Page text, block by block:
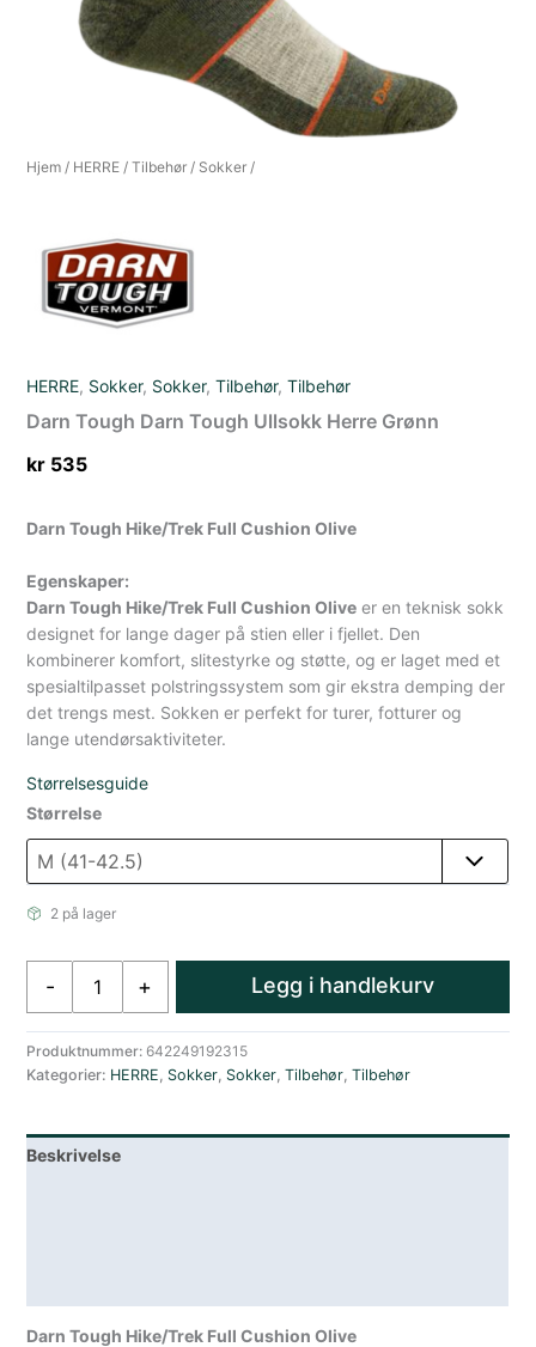
Hjem / HERRE /Tilbehør / Sokker /
HERRE, Sokker, Sokker,Tilbehør,Tilbehør
Darn Tough Darn Tough Ullsokk Herre Grønn
kr 535
Darn Tough Hike/Trek Full Cushion Olive
Egenskaper:
Darn Tough Hike/Trek Full Cushion Olive er en teknisk sokk
designet for lange dager på stien eller i fjellet. Den
kombinerer komfort, slitestyrke og støtte, og er laget med et
spesialtilpasset polstringssystem som gir ekstra demping der
det trengs mest. Sokken er perfekt for turer, fotturer og
lange utendørsaktiviteter.
Størrelsesguide
Størrelse
2 på lager
-
Tough
Ullsokk
Grønn
antall
+ Legg i handlekurv
Produktnummer: 642249192315
Kategorier: HERRE, Sokker, Sokker,Tilbehør,Tilbehør
Beskrivelse
Darn Tough Hike/Trek Full Cushion Olive